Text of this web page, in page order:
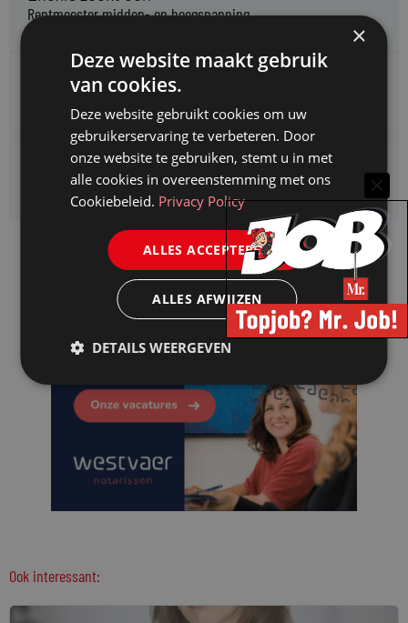
Rentmeester midden- en hoogspanning
Enexis zoekt een
Jurist ruimtelijke planvorming
Enexis zoekt een
Rentmeester
Ook interessant:
×
Deze website maakt gebruik
van cookies.
Deze website gebruikt cookies om uw
gebruikerservaring te verbeteren. Door
onze website te gebruiken, stemt u in met
alle cookies in overeenstemming met ons
Cookiebeleid. Privacy Policy
ALLES ACCEPTEREN
ALLES AFWIJZEN
DETAILS WEERGEVEN